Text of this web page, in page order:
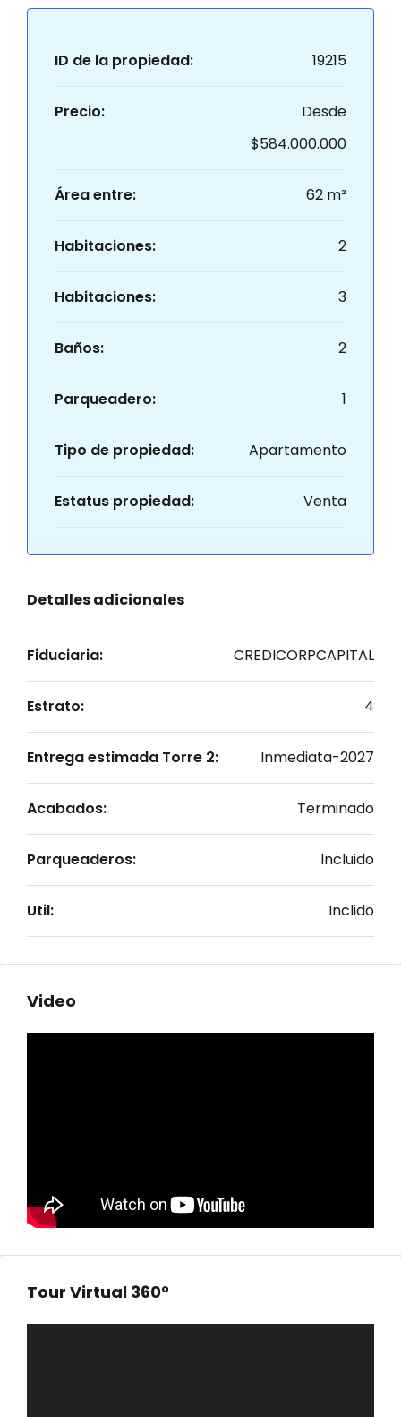
ID de la propiedad: 19215
Precio:
Desde
$584.000.000
Área entre: 62 m²
Habitaciones: 2
Habitaciones: 3
Baños: 2
Parqueadero: 1
Tipo de propiedad: Apartamento
Estatus propiedad: Venta
Detalles adicionales
Fiduciaria: CREDICORPCAPITAL
Estrato: 4
Entrega estimada Torre 2: Inmediata-2027
Acabados: Terminado
Parqueaderos: Incluido
Util: Inclido
Video
Tour Virtual 360°